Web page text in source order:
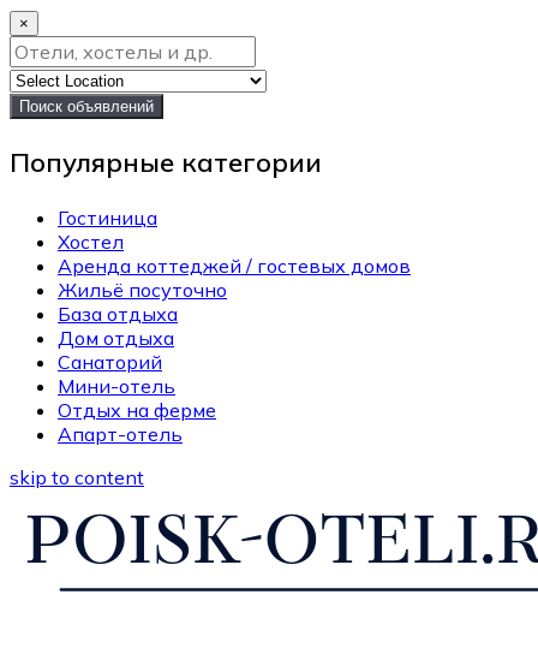
×
Поиск объявлений
Популярные категории
Гостиница
Хостел
Аренда коттеджей / гостевых домов
Жильё посуточно
База отдыха
Дом отдыха
Санаторий
Мини-отель
Отдых на ферме
Апарт-отель
skip to content